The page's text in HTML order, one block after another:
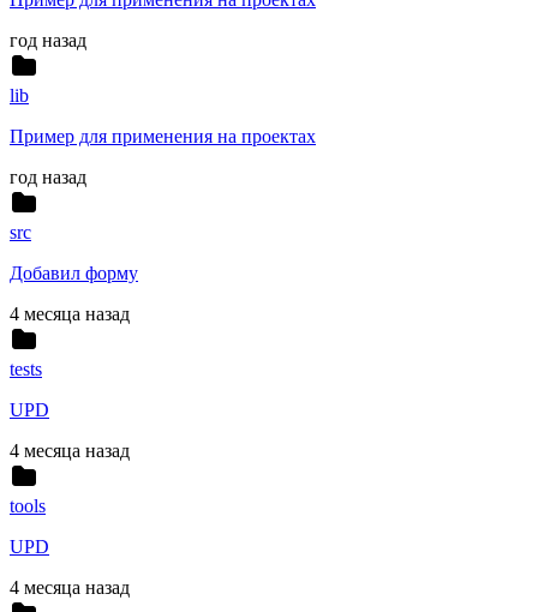
год назад
lib
Пример для применения на проектах
год назад
src
Добавил форму
4 месяца назад
tests
UPD
4 месяца назад
tools
UPD
4 месяца назад